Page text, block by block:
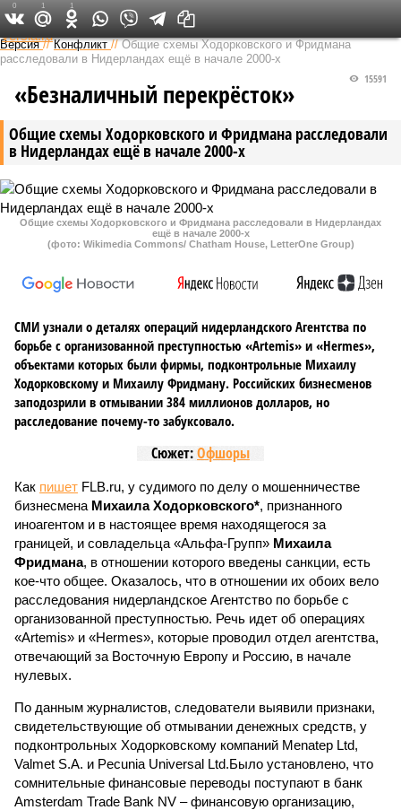
Федеральный выпуск
Версия //Конфликт //Общие схемы Ходорковского и Фридмана
расследовали в Нидерландах ещё в начале 2000-х
Общие схемы Ходорковского и Фридмана расследовали
в Нидерландах ещё в начале 2000-х
15591
«Безналичный перекрёсток»
Общие схемы Ходорковского и Фридмана расследовали в Нидерландах
ещё в начале 2000-х
(фото: Wikimedia Commons/ Chatham House, LetterOne Group)
СМИ узнали о деталях операций нидерландского Агентства по
борьбе с организованной преступностью «Artemis» и «Hermes»,
объектами которых были фирмы, подконтрольные Михаилу
Ходорковскому и Михаилу Фридману. Российских бизнесменов
заподозрили в отмывании 384 миллионов долларов, но
расследование почему-то забуксовало.
Сюжет:Офшоры
Как пишет FLB.ru, у судимого по делу о мошенничестве
бизнесмена Михаила Ходорковского*, признанного
иноагентом и в настоящее время находящегося за
границей, и совладельца «Альфа-Групп» Михаила
Фридмана, в отношении которого введены санкции, есть
кое-что общее. Оказалось, что в отношении их обоих вело
расследования нидерландское Агентство по борьбе с
организованной преступностью. Речь идет об операциях
«Artemis» и «Hermes», которые проводил отдел агентства,
отвечающий за Восточную Европу и Россию, в начале
нулевых.
По данным журналистов, следователи выявили признаки,
свидетельствующие об отмывании денежных средств, у
подконтрольных Ходорковскому компаний Menatep Ltd,
Valmet S.A. и Pecunia Universal Ltd.Было установлено, что
сомнительные финансовые переводы поступают в банк
Amsterdam Trade Bank NV – финансовую организацию,
0 1 1